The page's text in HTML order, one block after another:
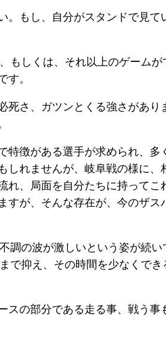
。もし、自分がスタンドで見て
もしくは、それ以上のゲームが
。
さ、ガツンとくる強さがあり
徴がある選手が求められ、多
れませんが、岐阜戦の様に、
れ、局面を自分たちに持ってこ
すが、そんな存在が、今のザス
調の波が激しいという姿が続
で抑え、その時間を少なくで
スの部分である走る事、戦う事